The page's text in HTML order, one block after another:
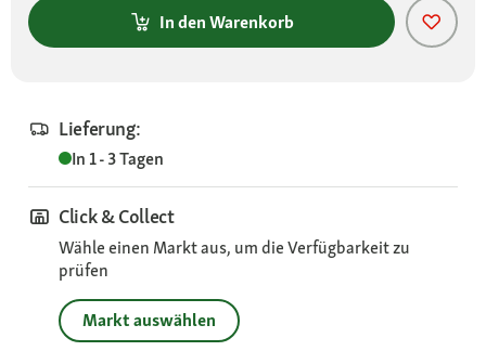
In den Warenkorb
Lieferung:
In 1 - 3 Tagen
Click & Collect
Wähle einen Markt aus, um die Verfügbarkeit zu
prüfen
Markt auswählen